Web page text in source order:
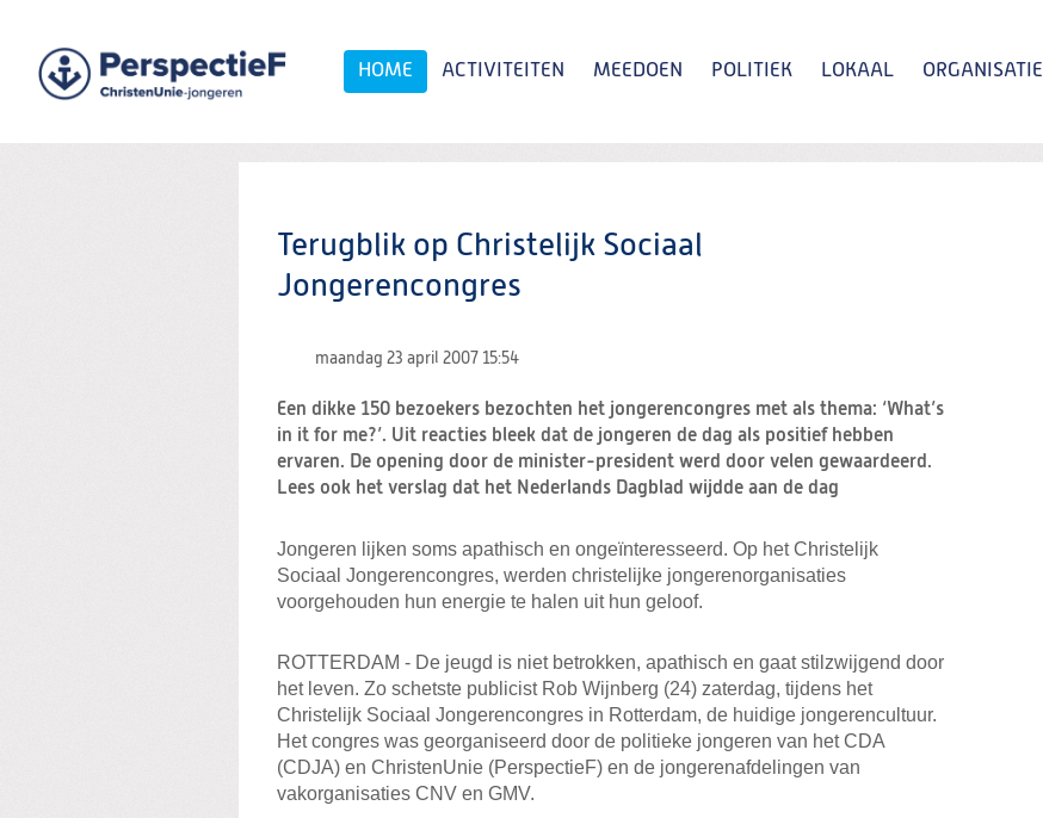
Spring
naar
HOME ACTIVITEITEN MEEDOEN POLITIEK LOKAAL ORGANISATIE
Terugblik op Christelijk Sociaal
Jongerencongres
maandag 23 april 2007 15:54
Een dikke 150 bezoekers bezochten het jongerencongres met als thema: ‘What’s
in it for me?’. Uit reacties bleek dat de jongeren de dag als positief hebben
ervaren. De opening door de minister-president werd door velen gewaardeerd.
Lees ook het verslag dat het Nederlands Dagblad wijdde aan de dag
Jongeren lijken soms apathisch en ongeïnteresseerd. Op het Christelijk
Sociaal Jongerencongres, werden christelijke jongerenorganisaties
voorgehouden hun energie te halen uit hun geloof.
ROTTERDAM - De jeugd is niet betrokken, apathisch en gaat stilzwijgend door
het leven. Zo schetste publicist Rob Wijnberg (24) zaterdag, tijdens het
Christelijk Sociaal Jongerencongres in Rotterdam, de huidige jongerencultuur.
Het congres was georganiseerd door de politieke jongeren van het CDA
(CDJA) en ChristenUnie (PerspectieF) en de jongerenafdelingen van
vakorganisaties CNV en GMV.